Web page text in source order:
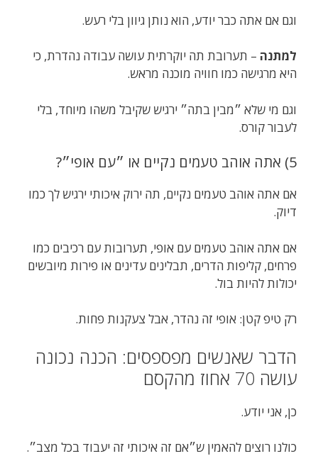
וגם אם אתה כבר יודע, הוא נותן גיוון בלי רעש.
למתנה – תערובת תה יוקרתית עושה עבודה נהדרת, כי
היא מרגישה כמו חוויה מוכנה מראש.
וגם מי שלא ״מבין בתה״ ירגיש שקיבל משהו מיוחד, בלי
לעבור קורס.
5) אתה אוהב טעמים נקיים או ״עם אופי״?
אם אתה אוהב טעמים נקיים, תה ירוק איכותי ירגיש לך כמו
דיוק.
אם אתה אוהב טעמים עם אופי, תערובות עם רכיבים כמו
פרחים, קליפות הדרים, תבלינים עדינים או פירות מיובשים
יכולות להיות בול.
רק טיפ קטן: אופי זה נהדר, אבל צעקנות פחות.
הדבר שאנשים מפספסים: הכנה נכונה
עושה 70 אחוז מהקסם
כן, אני יודע.
כולנו רוצים להאמין ש״אם זה איכותי זה יעבוד בכל מצב״.